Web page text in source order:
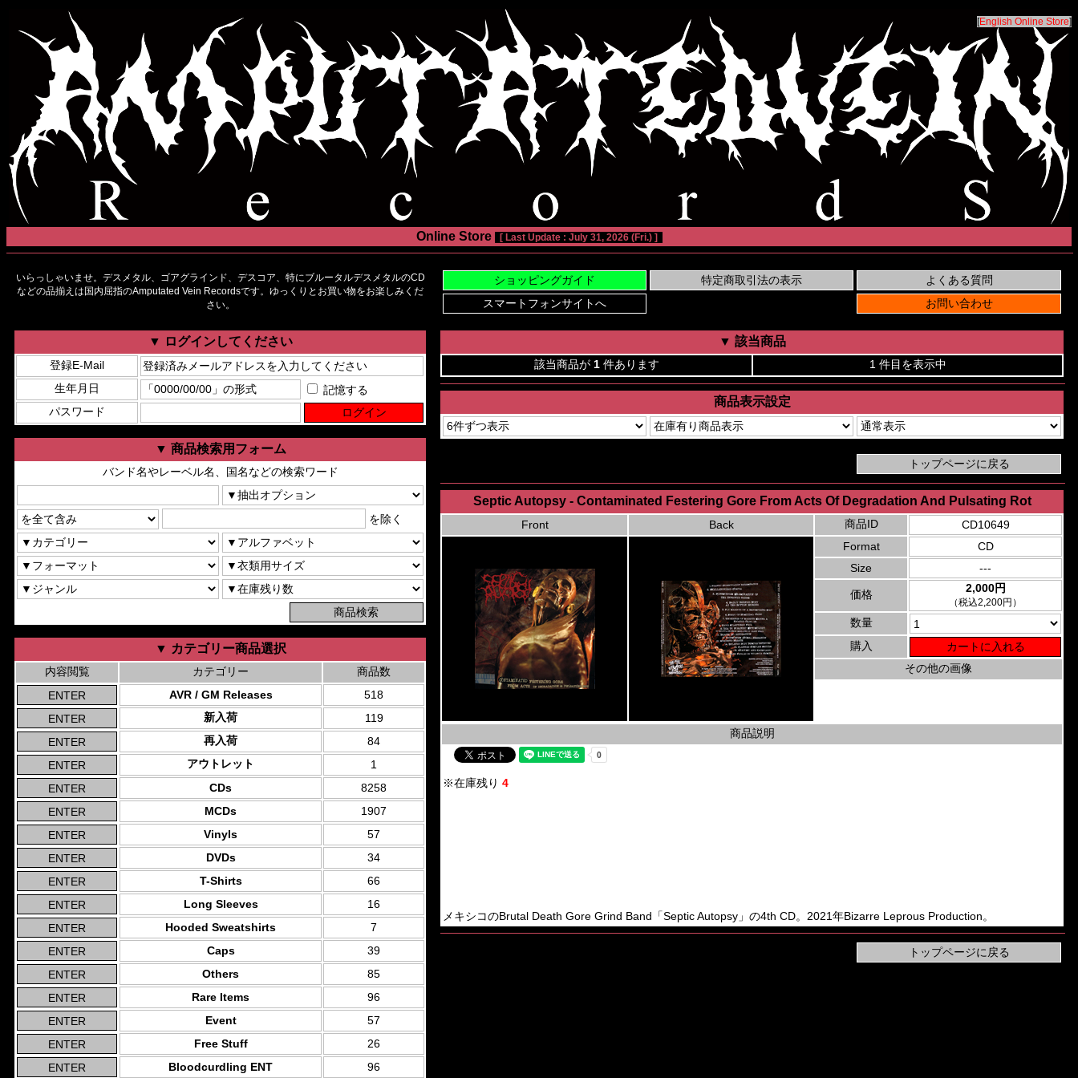
[English Online Store]
Online Store [ Last Update : July 31, 2026 (Fri.) ]
いらっしゃいませ。デスメタル、ゴアグラインド、デスコア、特にブルータルデスメタルのCD
などの品揃えは国内屈指のAmputated Vein Recordsです。ゆっくりとお買い物をお楽しみくだ
さい。
▼ ログインしてください
登録E-Mail
生年月日
記憶する
パスワード
▼ 商品検索用フォーム
バンド名やレーベル名、国名などの検索ワード
を除く
▼ カテゴリー商品選択
内容閲覧 カテゴリー
商品数
AVR / GM Releases
518
新入荷
119
再入荷
84
アウトレット
1
CDs
8258
MCDs
1907
Vinyls
57
DVDs
34
T-Shirts
66
Long Sleeves
16
Hooded Sweatshirts
7
Caps
39
Others
85
Rare Items
96
Event
57
Free Stuff
26
Bloodcurdling ENT
96
▼ 該当商品
該当商品が 1 件あります 1 件目を表示中
商品表示設定
Septic Autopsy - Contaminated Festering Gore From Acts Of Degradation And Pulsating Rot
Front Back 商品ID
CD10649
Format
CD
Size
---
価格 2,000円
（税込2,200円）
数量
購入
その他の画像
商品説明
※在庫残り 4
メキシコのBrutal Death Gore Grind Band「Septic Autopsy」の4th CD。2021年Bizarre Leprous Production。